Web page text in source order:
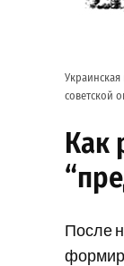
советской
Как
После